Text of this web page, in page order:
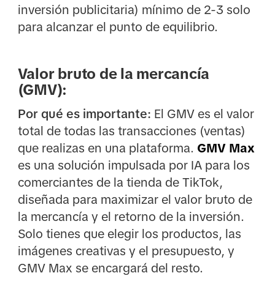
inversión publicitaria) mínimo de 2-3 solo
para alcanzar el punto de equilibrio.
Valor bruto de la mercancía
(GMV):
Por qué es importante: El GMV es el valor
total de todas las transacciones (ventas)
que realizas en una plataforma. GMV Max
es una solución impulsada por IA para los
comerciantes de la tienda de TikTok,
diseñada para maximizar el valor bruto de
la mercancía y el retorno de la inversión.
Solo tienes que elegir los productos, las
imágenes creativas y el presupuesto, y
GMV Max se encargará del resto.